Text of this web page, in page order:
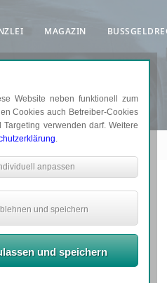
Website neben funktionell zum
Cookies auch Betreiber-Cookies
verwenden darf. Weitere
.
Google ReCaptcha
Cookies
Website auf Ihre Bedürfnisse
gehört eine bedarfsgerechte
anpassen
und speichern
und speichern
MAGAZIN
am Steuer ?